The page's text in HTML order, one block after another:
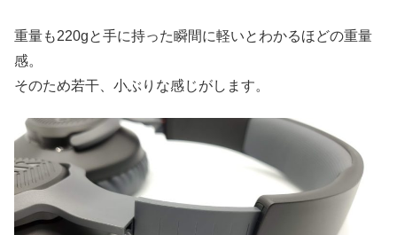
重量も220gと手に持った瞬間に軽いとわかるほどの重量
感。
そのため若干、小ぶりな感じがします。